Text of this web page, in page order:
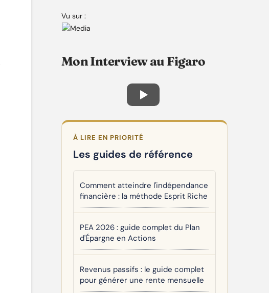
Vu sur :
Mon Interview au Figaro
À LIRE EN PRIORITÉ
Les guides de référence
Comment atteindre l'indépendance
financière : la méthode Esprit Riche
PEA 2026 : guide complet du Plan
d'Épargne en Actions
Revenus passifs : le guide complet
pour générer une rente mensuelle